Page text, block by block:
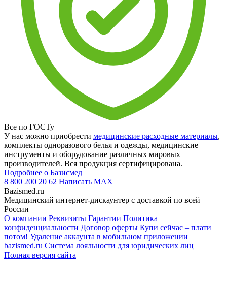
Все по ГОСТу
У нас можно приобрести медицинские расходные материалы,
комплекты одноразового белья и одежды, медицинские
инструменты и оборудование различных мировых
производителей. Вся продукция сертифицирована.
Подробнее о Базисмед
8 800 200 20 62 Написать MAX
Bazismed.ru
Медицинский интернет-дискаунтер с доставкой по всей
России
О компании Реквизиты Гарантии Политика
конфиденциальности Договор оферты Купи сейчас – плати
потом! Удаление аккаунта в мобильном приложении
bazismed.ru Система лояльности для юридических лиц
Полная версия сайта